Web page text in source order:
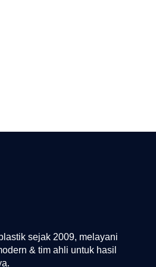
sejak 2009, melayani
& tim ahli untuk hasil